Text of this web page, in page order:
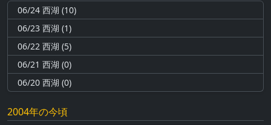
06/24 西湖 (10)
06/23 西湖 (1)
06/22 西湖 (5)
06/21 西湖 (0)
06/20 西湖 (0)
2004年の今頃